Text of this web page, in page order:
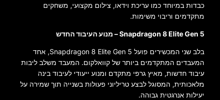
כבדות במיוחד כמו עריכת וידאו, צילום מקצועי, משחקים
מתקדמים וריבוי משימות.
Snapdragon 8 Elite Gen 5 – מנוע העיבוד החדש
בלב שני המכשירים פועל Snapdragon 8 Elite Gen 5, אחד
המעבדים המתקדמים ביותר של קוואלקום. המעבד משלב ליבות
עיבוד חדשות, מאיץ גרפי מתקדם ומנוע ייעודי לעיבוד בינה
מלאכותית, המסוגל לבצע טריליוני פעולות בשנייה תוך שמירה על
יעילות אנרגטית גבוהה.